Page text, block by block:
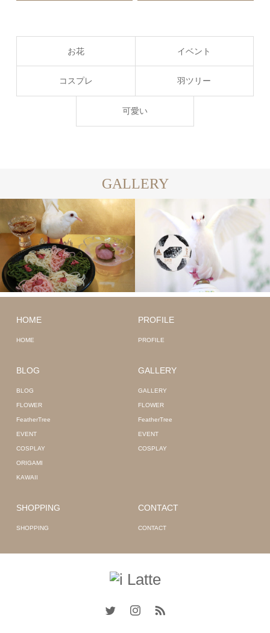
お花 イベント
コスプレ 羽ツリー
可愛い
GALLERY
HOME
HOME
PROFILE
PROFILE
BLOG
BLOG
FLOWER
FeatherTree
EVENT
COSPLAY
ORIGAMI
KAWAII
GALLERY
GALLERY
FLOWER
FeatherTree
EVENT
COSPLAY
SHOPPING
SHOPPING
CONTACT
CONTACT